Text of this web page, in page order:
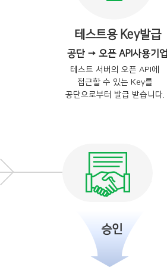
테스트용 Key발급
공단 → 오픈 API사용기업
테스트 서버의 오픈 API에
접근할 수 있는 Key를
공단으로부터 발급 받습니다.
승인